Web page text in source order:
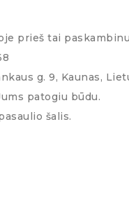
prieš tai
g. 9, Kaunas,
patogiu būdu.
šalis.